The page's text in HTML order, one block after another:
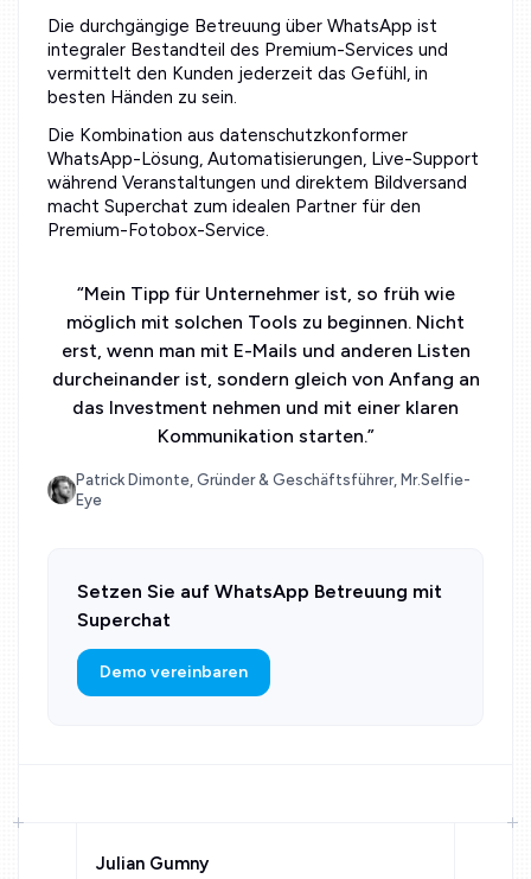
Die durchgängige Betreuung über WhatsApp ist
integraler Bestandteil des Premium-Services und
vermittelt den Kunden jederzeit das Gefühl, in
besten Händen zu sein.
Die Kombination aus datenschutzkonformer
WhatsApp-Lösung, Automatisierungen, Live-Support
während Veranstaltungen und direktem Bildversand
macht Superchat zum idealen Partner für den
Premium-Fotobox-Service.
“Mein Tipp für Unternehmer ist, so früh wie
möglich mit solchen Tools zu beginnen. Nicht
erst, wenn man mit E-Mails und anderen Listen
durcheinander ist, sondern gleich von Anfang an
das Investment nehmen und mit einer klaren
Kommunikation starten.”
Patrick Dimonte, Gründer & Geschäftsführer, Mr.Selfie-
Eye
Setzen Sie auf WhatsApp Betreuung mit
Superchat
Demo vereinbaren
Julian Gumny